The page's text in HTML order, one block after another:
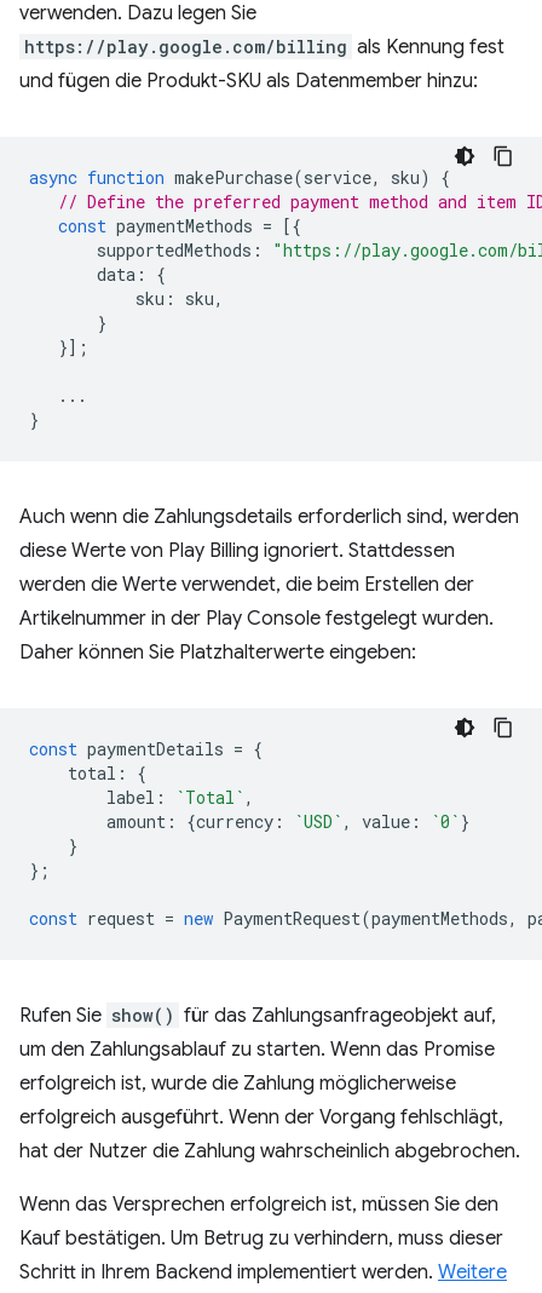
verwenden. Dazu legen Sie
https://play.google.com/billing als Kennung fest
und fügen die Produkt-SKU als Datenmember hinzu:
async function makePurchase(service, sku)
{
// Define the preferred payment method and item
const paymentMethods = [{
supportedMethods :
"https://play.google.com/
data :
{
sku : sku,
}
}];
...
}
Auch wenn die Zahlungsdetails erforderlich sind, werden
diese Werte von Play Billing ignoriert. Stattdessen
werden die Werte verwendet, die beim Erstellen der
Artikelnummer in der Play Console festgelegt wurden.
Daher können Sie Platzhalterwerte eingeben:
const paymentDetails = {
total :
{
label : `Total` ,
amount : {currency : `USD` , value : `0` }
}
};
const request = new PaymentRequest(paymentMethods,
Rufen Sie show() für das Zahlungsanfrageobjekt auf,
um den Zahlungsablauf zu starten. Wenn das Promise
erfolgreich ist, wurde die Zahlung möglicherweise
erfolgreich ausgeführt. Wenn der Vorgang fehlschlägt,
hat der Nutzer die Zahlung wahrscheinlich abgebrochen.
Wenn das Versprechen erfolgreich ist, müssen Sie den
Kauf bestätigen. Um Betrug zu verhindern, muss dieser
Schritt in Ihrem Backend implementiert werden. Weitere